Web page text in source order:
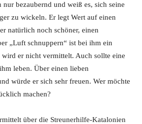
nur bezaubernd und weiß es, sich seine
zu wickeln. Er legt Wert auf einen
natürlich noch schöner, einen
„Luft schnuppern“ ist bei ihm ein
er nicht vermittelt. Auch sollte eine
leben. Über einen lieben
würde er sich sehr freuen. Wer möchte
machen?
über die Streunerhilfe-Katalonien